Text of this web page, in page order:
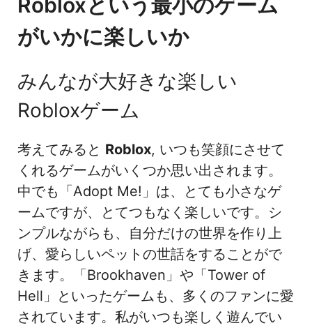
がいかに楽しいか
みんなが大好きな楽しい
Robloxゲーム
考えてみると Roblox, いつも笑顔にさせて
くれるゲームがいくつか思い出されます。
中でも「Adopt Me!」は、とても小さなゲ
ームですが、とてつもなく楽しいです。シ
ンプルながらも、自分だけの世界を作り上
げ、愛らしいペットの世話をすることがで
きます。「Brookhaven」や「Tower of
Hell」といったゲームも、多くのファンに愛
されています。私がいつも楽しく遊んでい